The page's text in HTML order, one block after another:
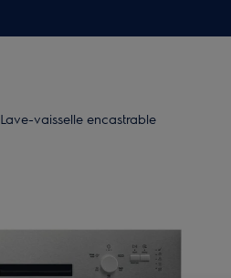
Lave-vaisselle encastrable